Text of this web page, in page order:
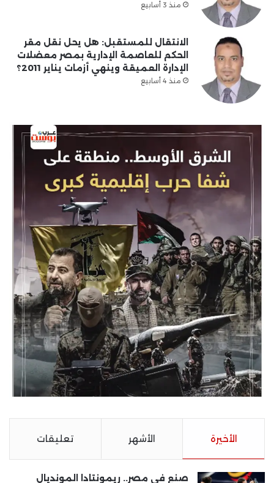
منذ 3 أسابيع
الانتقال للمستقبل: هل يحل نقل مقر
الحكم للعاصمة الإدارية بمصر معضلات
الإدارة العميقة وينهي أزمات يناير 2011؟
منذ 4 أسابيع
الأخيرة الأشهر تعليقات
صنع في مصر.. ريمونتادا المونديال